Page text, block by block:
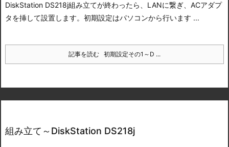
DiskStation DS218j組み立てが終わったら、LANに繋ぎ、ACアダプ
タを挿して設置します。初期設定はパソコンから行います ...
記事を読む 初期設定その1～D ...
組み立て～DiskStation DS218j